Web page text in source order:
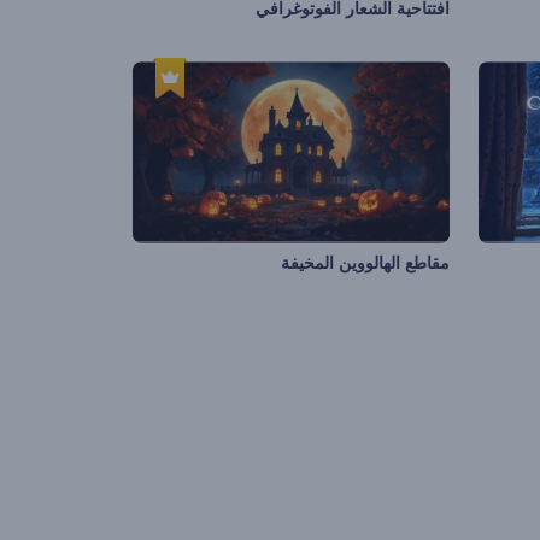
افتتاحية الشعار الفوتوغرافي
مقاطع الهالووين المخيفة